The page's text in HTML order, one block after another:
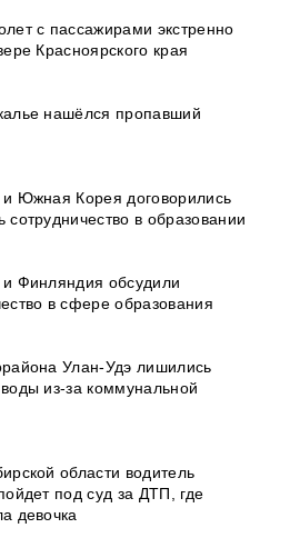
с пассажирами экстренно
Красноярского края
нашёлся пропавший
Южная Корея договорились
сотрудничество в образовании
Финляндия обсудили
в сфере образования
Улан-Удэ лишились
из-за коммунальной
области водитель
под суд за ДТП, где
девочка